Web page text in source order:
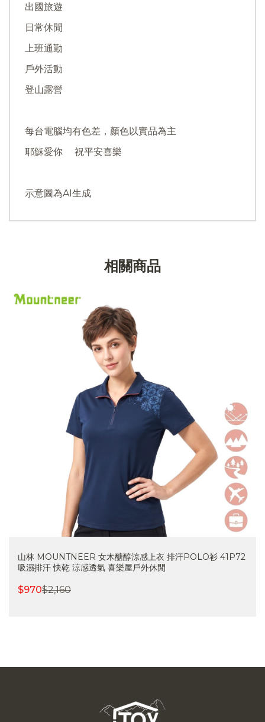
出國旅遊
日常休閒
上班通勤
戶外活動
登山露營
每台電腦均有色差，顏色以實品為主
耶穌愛你 祝平安喜樂
示意圖為AI生成
相關商品
涼感上衣 排汗POLO衫 41P72
屋戶外休閒
山林 MOUNTNEER 女
51P02-45 吸濕排汗 快乾